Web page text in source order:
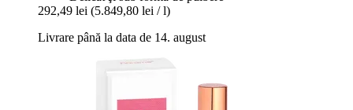
292,49 lei (5.849,80 lei / l)
Livrare până la data de 14. august